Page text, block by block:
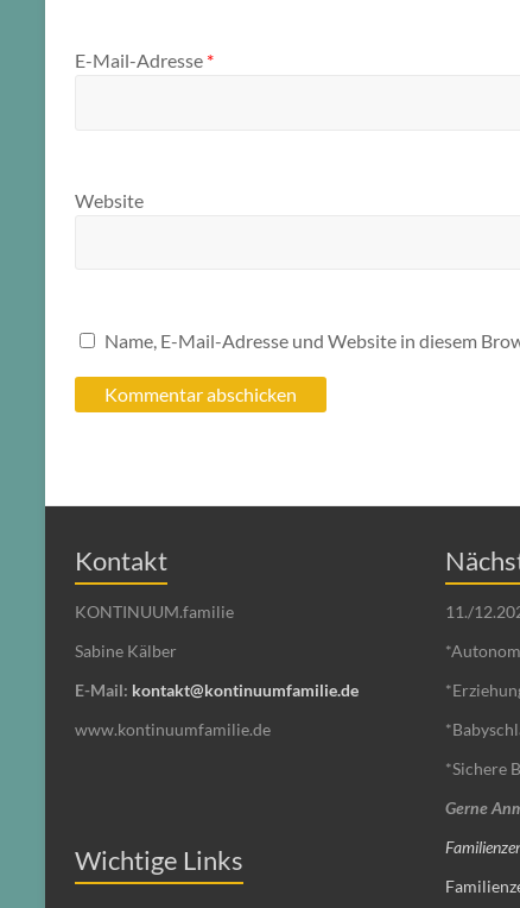
E-Mail-Adresse *
Website
Name, E-Mail-Adresse und Website in diesem
Kontakt
KONTINUUM.familie
Sabine Kälber
E-Mail: kontakt@kontinuumfamilie.de
www.kontinuumfamilie.de
Wichtige Links
11./
*Sichere
Gerne